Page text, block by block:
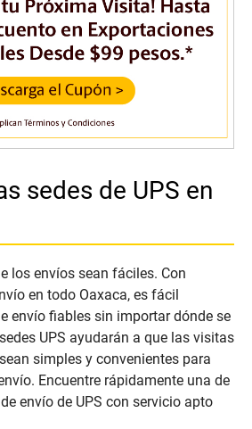
sedes de UPS en
los envíos sean fáciles. Con
en todo Oaxaca, es fácil
envío fiables sin importar dónde se
UPS ayudarán a que las visitas
simples y convenientes para
Encuentre rápidamente una de
envío de UPS con servicio apto